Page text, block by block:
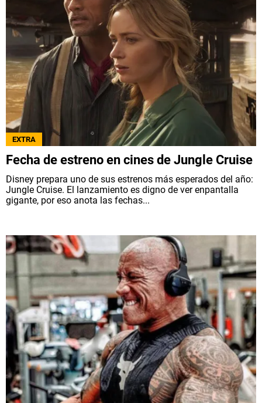
EXTRA
Fecha de estreno en cines de Jungle Cruise
Disney prepara uno de sus estrenos más esperados del año:
Jungle Cruise. El lanzamiento es digno de ver enpantalla
gigante, por eso anota las fechas...